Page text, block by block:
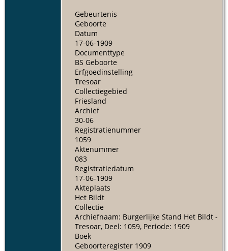
Gebeurtenis
Geboorte
Datum
17-06-1909
Documenttype
BS Geboorte
Erfgoedinstelling
Tresoar
Collectiegebied
Friesland
Archief
30-06
Registratienummer
1059
Aktenummer
083
Registratiedatum
17-06-1909
Akteplaats
Het Bildt
Collectie
Archiefnaam: Burgerlijke Stand Het Bildt -
Tresoar, Deel: 1059, Periode: 1909
Boek
Geboorteregister 1909